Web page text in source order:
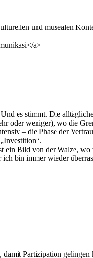
und musealen
a>
es stimmt. Die
oder weniger), wo die
– die Phase der
Bild von der Walze,
bin immer wieder
damit Partizipation